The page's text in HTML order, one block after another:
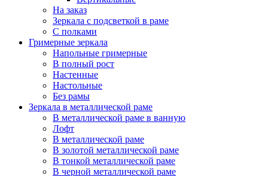
На заказ
Зеркала с подсветкой в раме
С полками
Гримерные зеркала
Напольные гримерные
В полный рост
Настенные
Настольные
Без рамы
Зеркала в металлической раме
В металлической раме в ванную
Лофт
В металлической раме
В золотой металлической раме
В тонкой металлической раме
В черной металлической раме